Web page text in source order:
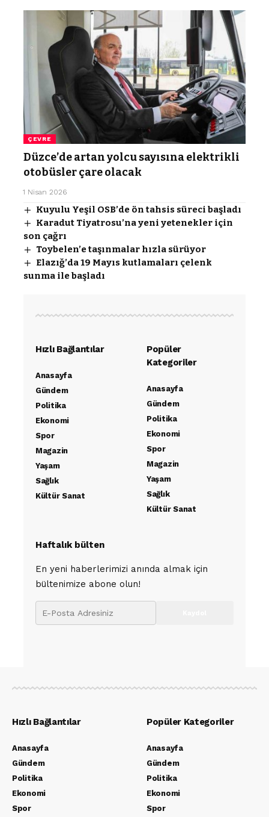
ÇEVRE
Düzce’de artan yolcu sayısına elektrikli
otobüsler çare olacak
1 Nisan 2026
Kuyulu Yeşil OSB’de ön tahsis süreci başladı
Karadut Tiyatrosu’na yeni yetenekler için
son çağrı
Toybelen’e taşınmalar hızla sürüyor
Elazığ’da 19 Mayıs kutlamaları çelenk
sunma ile başladı
Hızlı Bağlantılar
Anasayfa
Gündem
Politika
Ekonomi
Spor
Magazin
Yaşam
Sağlık
Kültür Sanat
Popüler
Kategoriler
Anasayfa
Gündem
Politika
Ekonomi
Spor
Magazin
Yaşam
Sağlık
Kültür Sanat
Haftalık bülten
En yeni haberlerimizi anında almak için
bültenimize abone olun!
Hızlı Bağlantılar
Anasayfa
Gündem
Politika
Ekonomi
Spor
Popüler Kategoriler
Anasayfa
Gündem
Politika
Ekonomi
Spor